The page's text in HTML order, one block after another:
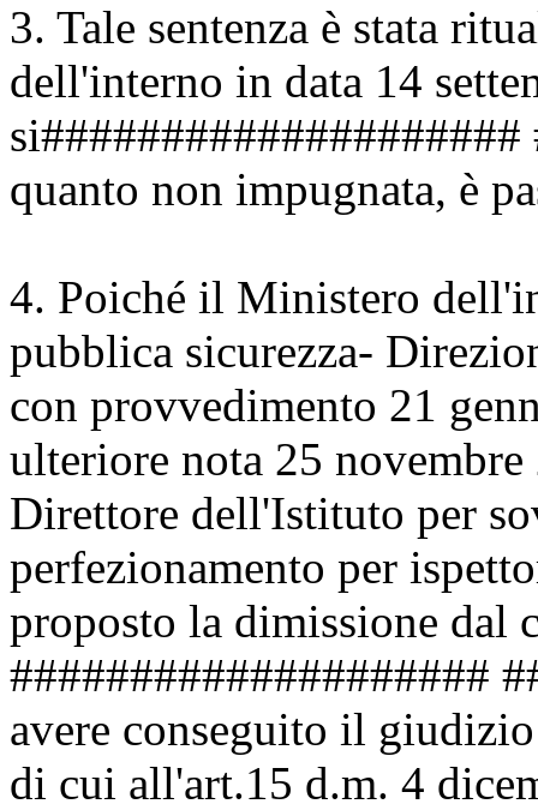
3. Tale sentenza è stata
dell'interno in data 14
quanto non impugnata, è
4. Poiché il Ministero
pubblica sicurezza-
con provvedimento 21
ulteriore nota 25
Direttore dell'Istituto per
perfezionamento per
proposto la dimissione dal
####################
avere conseguito il
di cui all'art.15 d.m. 4